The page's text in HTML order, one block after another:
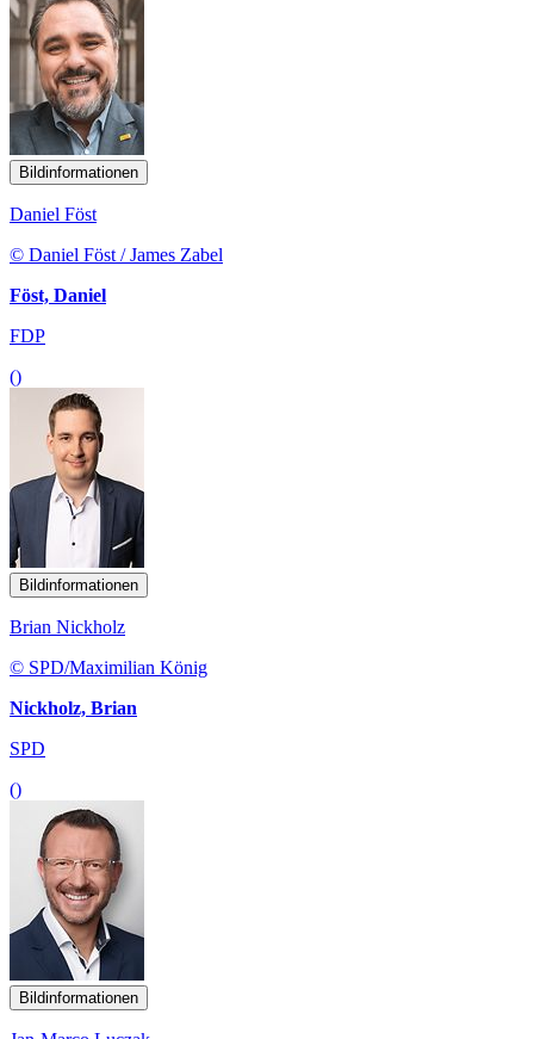
Bildinformationen
Daniel Föst
© Daniel Föst / James Zabel
Föst, Daniel
FDP
()
Bildinformationen
Brian Nickholz
© SPD/Maximilian König
Nickholz, Brian
SPD
()
Bildinformationen